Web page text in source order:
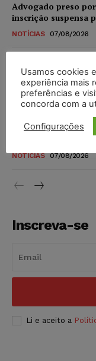
Advogado preso
inscrição suspensa
NOTÍCIAS 07/08/2026
novos para
níveis
DIREITO TRIBUTÁRIO
Justiça do
NOTÍCIAS 07/08/2026
Inscreva-se
Li e aceito a
Usamos cookies
experiência mais
preferências e
concorda com a
Configurações